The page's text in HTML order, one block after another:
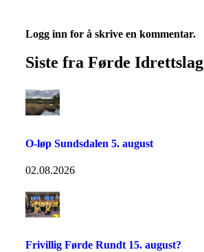
Logg inn for å skrive en kommentar.
Siste fra Førde Idrettslag
O-løp Sundsdalen 5. august
02.08.2026
Frivillig Førde Rundt 15. august?